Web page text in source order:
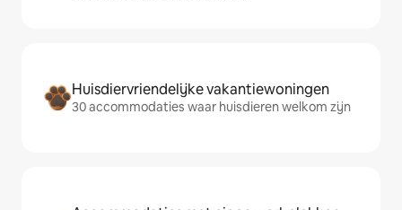
Huisdiervriendelijke vakantiewoningen
30 accommodaties waar huisdieren welkom zijn